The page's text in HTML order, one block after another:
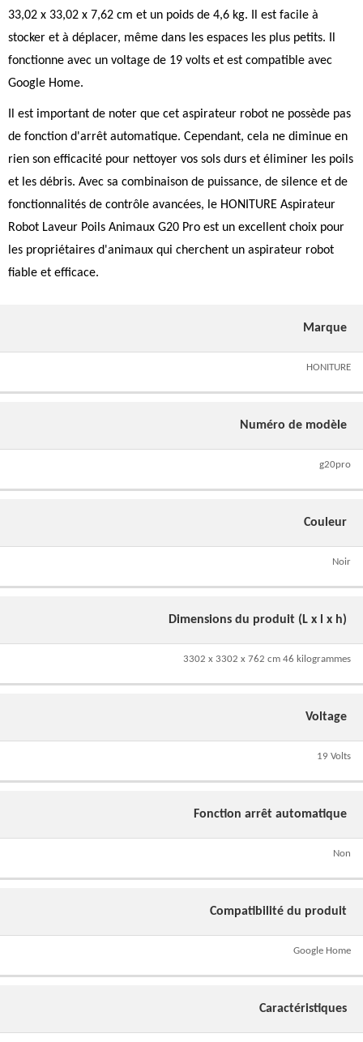
33,02 x 33,02 x 7,62 cm et un poids de 4,6 kg. Il est facile à
stocker et à déplacer, même dans les espaces les plus petits. Il
fonctionne avec un voltage de 19 volts et est compatible avec
Google Home.
Il est important de noter que cet aspirateur robot ne possède pas
de fonction d'arrêt automatique. Cependant, cela ne diminue en
rien son efficacité pour nettoyer vos sols durs et éliminer les poils
et les débris. Avec sa combinaison de puissance, de silence et de
fonctionnalités de contrôle avancées, le HONITURE Aspirateur
Robot Laveur Poils Animaux G20 Pro est un excellent choix pour
les propriétaires d'animaux qui cherchent un aspirateur robot
fiable et efficace.
Marque
HONITURE
Numéro de modèle
g20pro
Couleur
Noir
Dimensions du produit (L x l x h)
3302 x 3302 x 762 cm 46 kilogrammes
Voltage
19 Volts
Fonction arrêt automatique
Non
Compatibilité du produit
Google Home
Caractéristiques